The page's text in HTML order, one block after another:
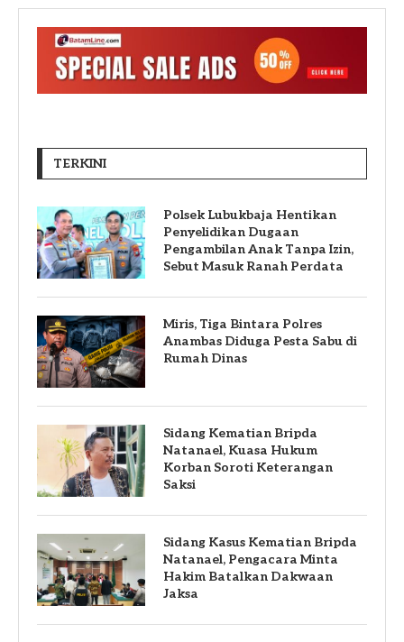
TERKINI
Polsek Lubukbaja Hentikan
Penyelidikan Dugaan
Pengambilan Anak Tanpa Izin,
Sebut Masuk Ranah Perdata
Miris, Tiga Bintara Polres
Anambas Diduga Pesta Sabu di
Rumah Dinas
Sidang Kematian Bripda
Natanael, Kuasa Hukum
Korban Soroti Keterangan
Saksi
Sidang Kasus Kematian Bripda
Natanael, Pengacara Minta
Hakim Batalkan Dakwaan
Jaksa